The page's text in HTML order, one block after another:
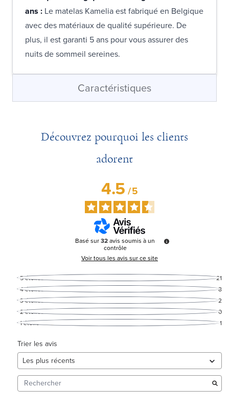
ans : Le matelas Kamelia est fabriqué en Belgique
avec des matériaux de qualité supérieure. De
plus, il est garanti 5 ans pour vous assurer des
nuits de sommeil sereines.
Caractéristiques
Découvrez pourquoi les clients
adorent
4.5/5
Basé sur32avis soumis à un
contrôle
Voir tous les avis sur ce site
5étoiles
21
4étoiles
8
3étoiles
2
2étoiles
0
1étoile 1
Trier les avis